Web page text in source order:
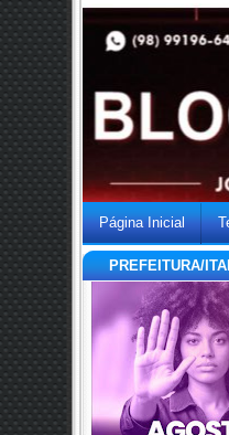
Página Inicial
PREFEITURA/